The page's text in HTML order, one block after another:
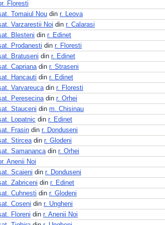
Floresti
Tomaiul Nou din r. Leova
Varzarestii Noi din r. Calarasi
Blesteni din r. Edinet
Prodanesti din r. Floresti
Bratuseni din r. Edinet
Caprianadin r. Straseni
Hancauti din r. Edinet
Varvareucadin r. Floresti
Peresecinadin r. Orhei
Stauceni din m. Chisinau
Lopatnic din r. Edinet
Frasin din r. Donduseni
Stirceadin r. Glodeni
Samanancadin r. Orhei
Anenii Noi
Scaieni din r. Donduseni
Zabriceni din r. Edinet
Cuhnesti din r. Glodeni
Coseni din r. Ungheni
Floreni din r. Anenii Noi